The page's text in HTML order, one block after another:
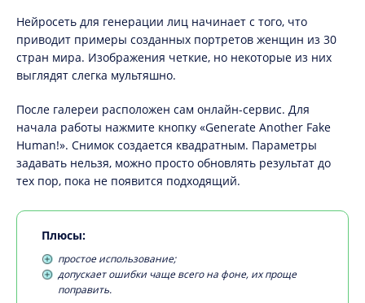
Нейросеть для генерации лиц начинает с того, что
приводит примеры созданных портретов женщин из 30
стран мира. Изображения четкие, но некоторые из них
выглядят слегка мультяшно.
После галереи расположен сам онлайн-сервис. Для
начала работы нажмите кнопку «Generate Another Fake
Human!». Снимок создается квадратным. Параметры
задавать нельзя, можно просто обновлять результат до
тех пор, пока не появится подходящий.
Плюсы:
простое использование;
допускает ошибки чаще всего на фоне, их проще
поправить.